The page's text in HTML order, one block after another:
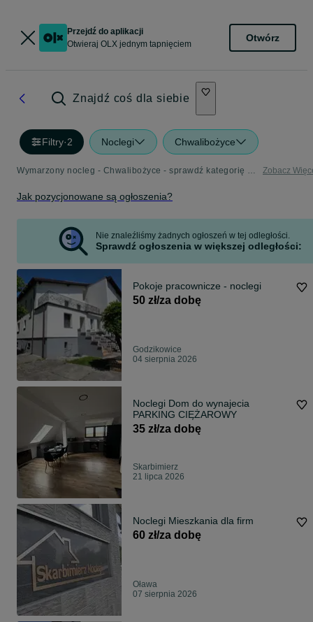
Przejdź do aplikacji
Otwieraj OLX jednym tapnięciem
Otwórz
Znajdź coś dla siebie
Filtry·2 Noclegi Chwalibożyce
Wymarzony nocleg - Chwalibożyce - sprawdź kategorię Noclegi Zobacz
Jak pozycjonowane są ogłoszenia?
Nie znaleźliśmy żadnych ogłoszeń w tej odległości.
Sprawdź ogłoszenia w większej odległości:
Pokoje pracownicze - noclegi
50 zł/za dobę
Godzikowice
04 sierpnia 2026
Noclegi Dom do wynajecia
PARKING CIĘŻAROWY
35 zł/za dobę
Skarbimierz
21 lipca 2026
Noclegi Mieszkania dla firm
60 zł/za dobę
Oława
07 sierpnia 2026